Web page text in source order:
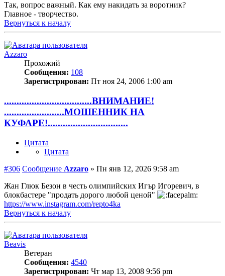
Так, вопрос важный. Как ему накидать за воротник?
Главное - творчество.
Вернуться к началу
Azzaro
Прохожий
Сообщения: 108
Зарегистрирован: Пт ноя 24, 2006 1:00 am
...................................ВНИМАНИЕ!
........................МОШЕННИК НА
КУФАРЕ!................................
Цитата
Цитата
#306 Сообщение Azzaro » Пн янв 12, 2026 9:58 am
Жан Глюк Безон в честь олимпийских Игър Игоревич, в
блокбастере "продать дорого любой ценой"
https://www.instagram.com/repto4ka
Вернуться к началу
Beavis
Ветеран
Сообщения: 4540
Зарегистрирован: Чт мар 13, 2008 9:56 pm